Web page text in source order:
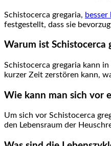
Schistocerca gregaria, besser
festgestellt,⁢ dass sie⁣
Warum ist
Schistocerca gregaria kann
kurzer⁤ Zeit zerstören⁤ kann,‍
Wie kann man sich vor
Um ‍sich vor Schistocerca
den Lebensraum der⁣